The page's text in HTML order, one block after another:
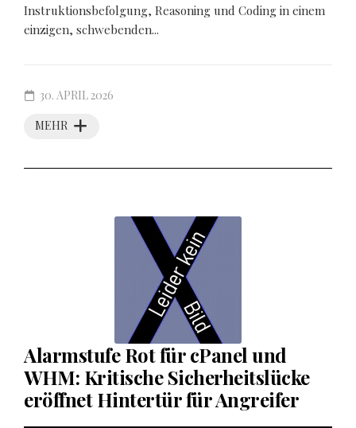
Instruktionsbefolgung, Reasoning und Coding in einem
einzigen, schwebenden...
MEHR
30. APRIL 2026
Alarmstufe Rot für cPanel und
WHM: Kritische Sicherheitslücke
eröffnet Hintertür für Angreifer